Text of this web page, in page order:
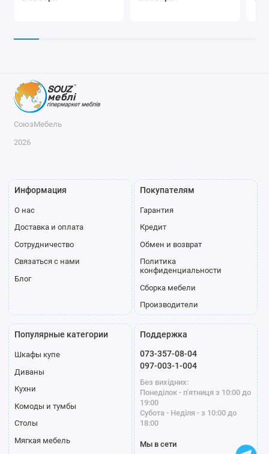
СоюзМебель
2026
Информация
О нас
Доставка и оплата
Сотрудничество
Связаться с нами
Блог
Покупателям
Гарантия
Кредит
Обмен и возврат
Политика
конфиденциальности
Сборка мебели
Производители
Популярные категории
Шкафы купе
Диваны
Кухни
Комоды и тумбы
Столы
Мягкая мебель
Поддержка
073-357-08-04
097-003-1-004
Без вихідних:
Понеділок - п'ятниця з 10:00 до
19:00
Субота - Неділя - з 10:00 до
18:00
Мы в сети